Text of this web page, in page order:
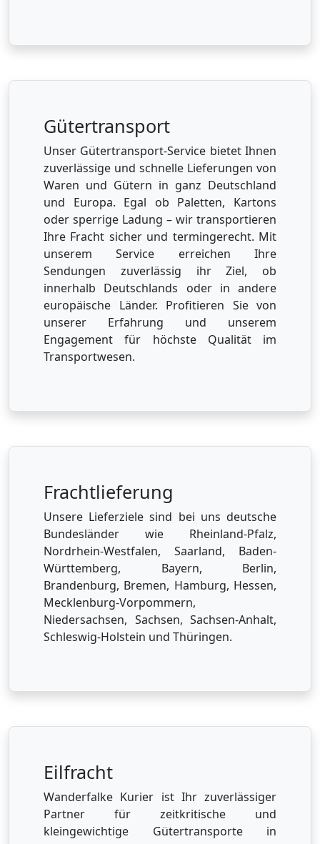
Gütertransport
Unser Gütertransport-Service bietet Ihnen
zuverlässige und schnelle Lieferungen von
Waren und Gütern in ganz Deutschland
und Europa. Egal ob Paletten, Kartons
oder sperrige Ladung – wir transportieren
Ihre Fracht sicher und termingerecht. Mit
unserem Service erreichen Ihre
Sendungen zuverlässig ihr Ziel, ob
innerhalb Deutschlands oder in andere
europäische Länder. Profitieren Sie von
unserer Erfahrung und unserem
Engagement für höchste Qualität im
Transportwesen.
Frachtlieferung
Unsere Lieferziele sind bei uns deutsche
Bundesländer wie Rheinland-Pfalz,
Nordrhein-Westfalen, Saarland, Baden-
Württemberg, Bayern, Berlin,
Brandenburg, Bremen, Hamburg, Hessen,
Mecklenburg-Vorpommern,
Niedersachsen, Sachsen, Sachsen-Anhalt,
Schleswig-Holstein und Thüringen.
Eilfracht
Wanderfalke Kurier ist Ihr zuverlässiger
Partner für zeitkritische und
kleingewichtige Gütertransporte in